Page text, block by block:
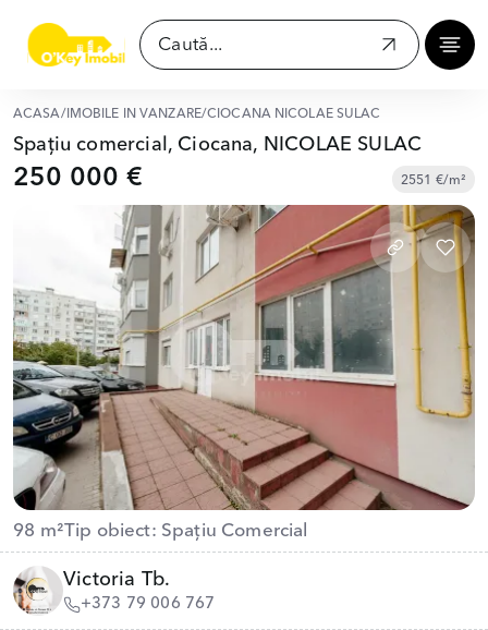
ACASĂ/ IMOBILE ÎN VÂNZARE/CIOCANA NICOLAE SULAC
Spațiu comercial, Ciocana, NICOLAE SULAC
250 000 € 2551 €/m²
98 m²Tip obiect: Spațiu Comercial
Victoria Tb.
+373 79 006 767